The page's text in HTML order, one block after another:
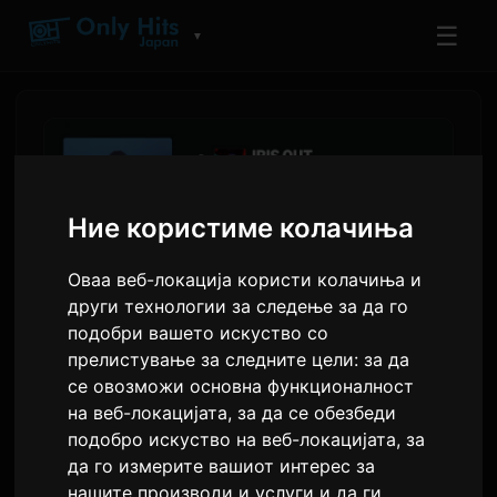
Ние користиме колачиња
Оваа веб-локација користи колачиња и
други технологии за следење за да го
подобри вашето искуство со
прелистување за следните цели:за да
се овозможи основна функционалност
на веб-локацијата,за да се обезбеди
подобро искуство на веб-локацијата,за
да го измерите вашиот интерес за
▼ ☰
Шарите на Amazon Music
Покажуваат дека Kenshi
Yonezu и King Gnu Водат во